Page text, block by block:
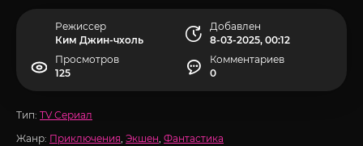
Режиссер
Ким Джин-чхоль
Добавлен
8-03-2025, 00:12
Просмотров
125
Комментариев
0
Тип: TV Сериал
Жанр: Приключения, Экшен, Фантастика